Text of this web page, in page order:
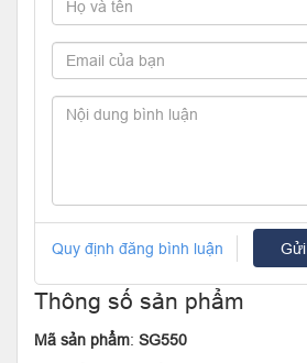
Quy định đăng bình luận Gửi
Thông số sản phẩm
Mã sản phẩm: SG550